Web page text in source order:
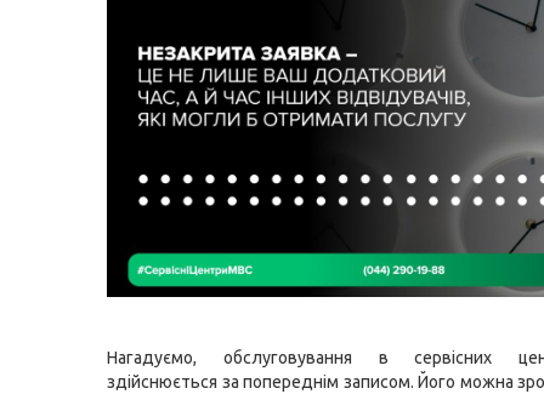
Нагадуємо, обслуговування в сервісних
здійснюється за попереднім записом. Його можна